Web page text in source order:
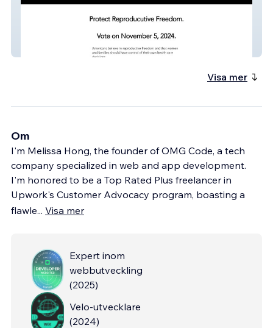
The Sedition Caucus
Visa mer
Om
I'm Melissa Hong, the founder of OMG Code, a tech
company specialized in web and app development.
I'm honored to be a Top Rated Plus freelancer in
Upwork's Customer Advocacy program, boasting a
flawle... Visa mer
Expert inom
webbutveckling
(2025)
Velo-utvecklare
(2024)